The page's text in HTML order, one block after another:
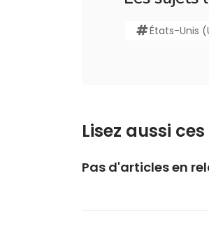
États-Unis
Lisez aussi
Pas d'articles en